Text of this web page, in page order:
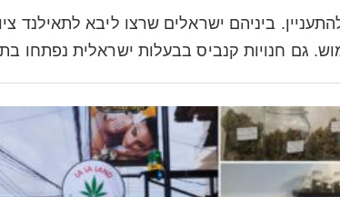
ביניהם ישראלים שרצו ליבא לתאילנד
גם חנויות קנביס בבעלות ישראלית נפתחו